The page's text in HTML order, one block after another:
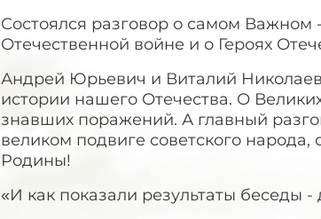
Состоялся разговор о самом
Отечественной войне и о Героях
Андрей Юрьевич и Виталий
истории нашего Отечества. О
знавших поражений. А главный
великом подвиге советского
Родины!
«И как показали результаты беседы